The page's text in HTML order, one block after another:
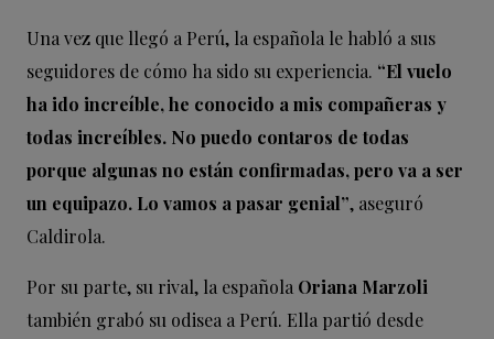
Una vez que llegó a Perú, la española le habló a sus
seguidores de cómo ha sido su experiencia. “El vuelo
ha ido increíble, he conocido a mis compañeras y
todas increíbles. No puedo contaros de todas
porque algunas no están confirmadas, pero va a ser
un equipazo. Lo vamos a pasar genial”, aseguró
Caldirola.
Por su parte, su rival, la española Oriana Marzoli
también grabó su odisea a Perú. Ella partió desde